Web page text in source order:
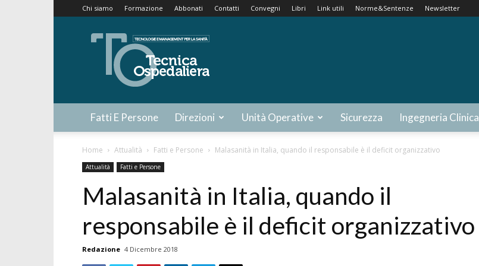
Chi siamo Formazione Abbonati Contatti Convegni Libri Link utili Norme&Sentenze Newsletter
Tecnica
Ospedaliera
Fatti E Persone Direzioni Unità Operative Sicurezza Ingegneria Clinica
Home Attualità Fatti e Persone Malasanità in Italia, quando il responsabile è il deficit organizzativo
Attualità Fatti e Persone
Malasanità in Italia, quando il
responsabile è il deficit organizzativo
Redazione 4 Dicembre 2018